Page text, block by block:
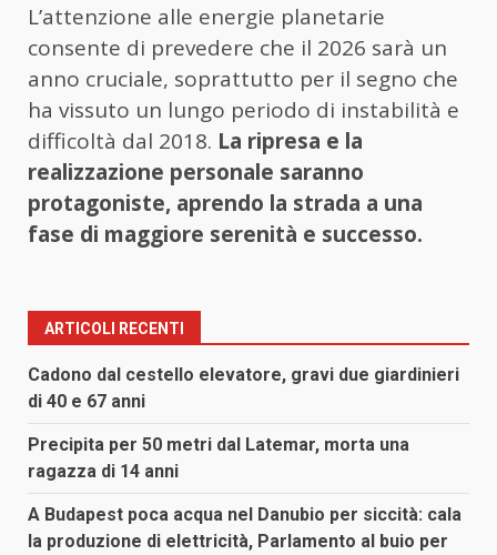
L’attenzione alle energie planetarie
consente di prevedere che il 2026 sarà un
anno cruciale, soprattutto per il segno che
ha vissuto un lungo periodo di instabilità e
difficoltà dal 2018. La ripresa e la
realizzazione personale saranno
protagoniste, aprendo la strada a una
fase di maggiore serenità e successo.
ARTICOLI RECENTI
Cadono dal cestello elevatore, gravi due giardinieri
di 40 e 67 anni
Precipita per 50 metri dal Latemar, morta una
ragazza di 14 anni
A Budapest poca acqua nel Danubio per siccità: cala
la produzione di elettricità, Parlamento al buio per